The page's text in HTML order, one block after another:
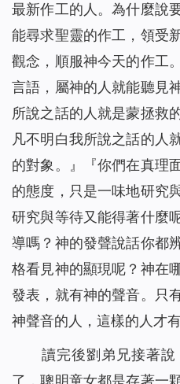
最新作工的人。為什麼說
能尋求聖靈的作工，領受
觀念，順服神今天的作工。
言語，屬神的人就能聽見
所說之話的人就是蒙拯救
凡不明白我所說之話的人
的對象。』
『你們在真理
的態度，只是一味地研究
研究與等待又能得著什麼
導嗎？神的發聲說話你都
格看見神的顯現呢？神在
發表，就有神的聲音。只
神聲音的人，這樣的人才
讀完後劉弟兄接著
了，聰明童女都是存著一